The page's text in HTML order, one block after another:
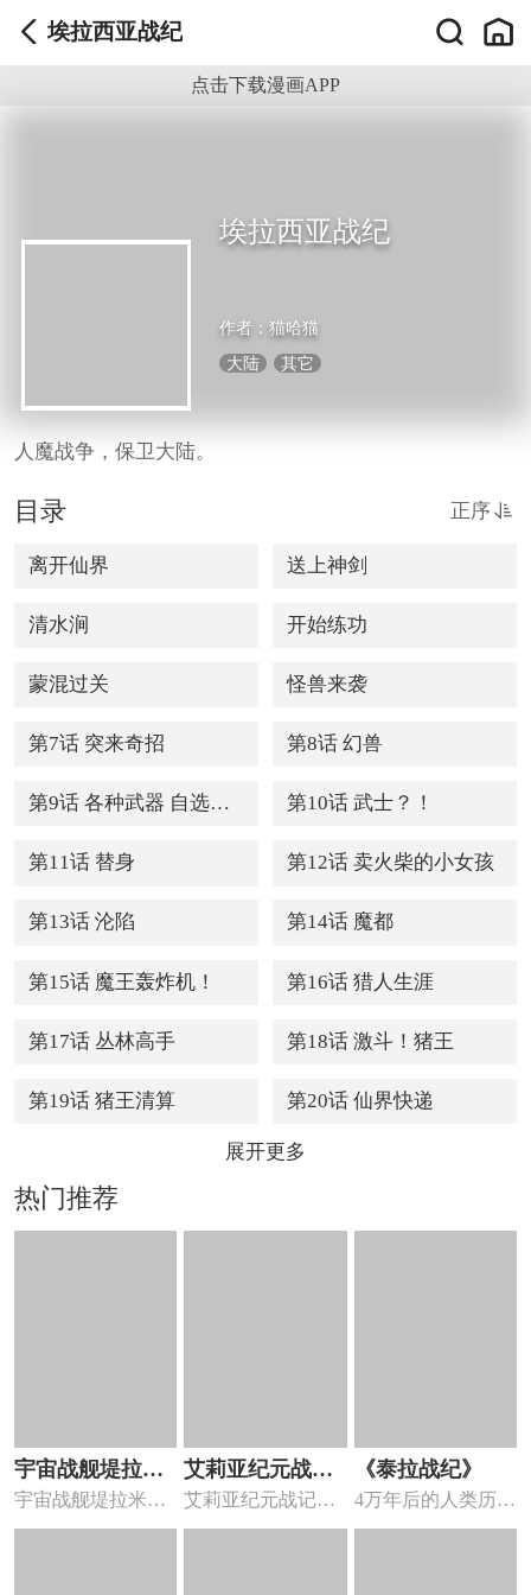
埃拉西亚战纪
点击下载漫画APP
埃拉西亚战纪
作者：猫哈猫
大陆
其它
人魔战争，保卫大陆。
目录 正序
离开仙界 送上神剑
清水涧 开始练功
蒙混过关 怪兽来袭
第7话 突来奇招 第8话 幻兽
第9话 各种武器 自选一
把
第10话 武士？！
第11话 替身 第12话 卖火柴的小女孩
第13话 沦陷 第14话 魔都
第15话 魔王轰炸机！ 第16话 猎人生涯
第17话 丛林高手 第18话 激斗！猪王
第19话 猪王清算 第20话 仙界快递
展开更多
热门推荐
宇宙战舰堤拉米
斯
宇宙战舰堤拉米斯
漫画 ，宇宙战舰堤
艾莉亚纪元战记
艺术设定集
艾莉亚纪元战记艺
术设定集漫画 ，
《泰拉战纪》
4万年后的人类历尽
浮沉，建立了横跨